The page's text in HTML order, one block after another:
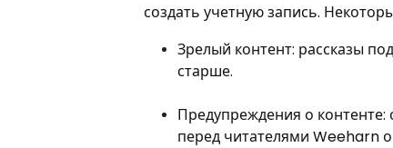
создать учетную запись.
Зрелый контент: рассказы
старше.
Предупреждения о
перед читателями Weeharn